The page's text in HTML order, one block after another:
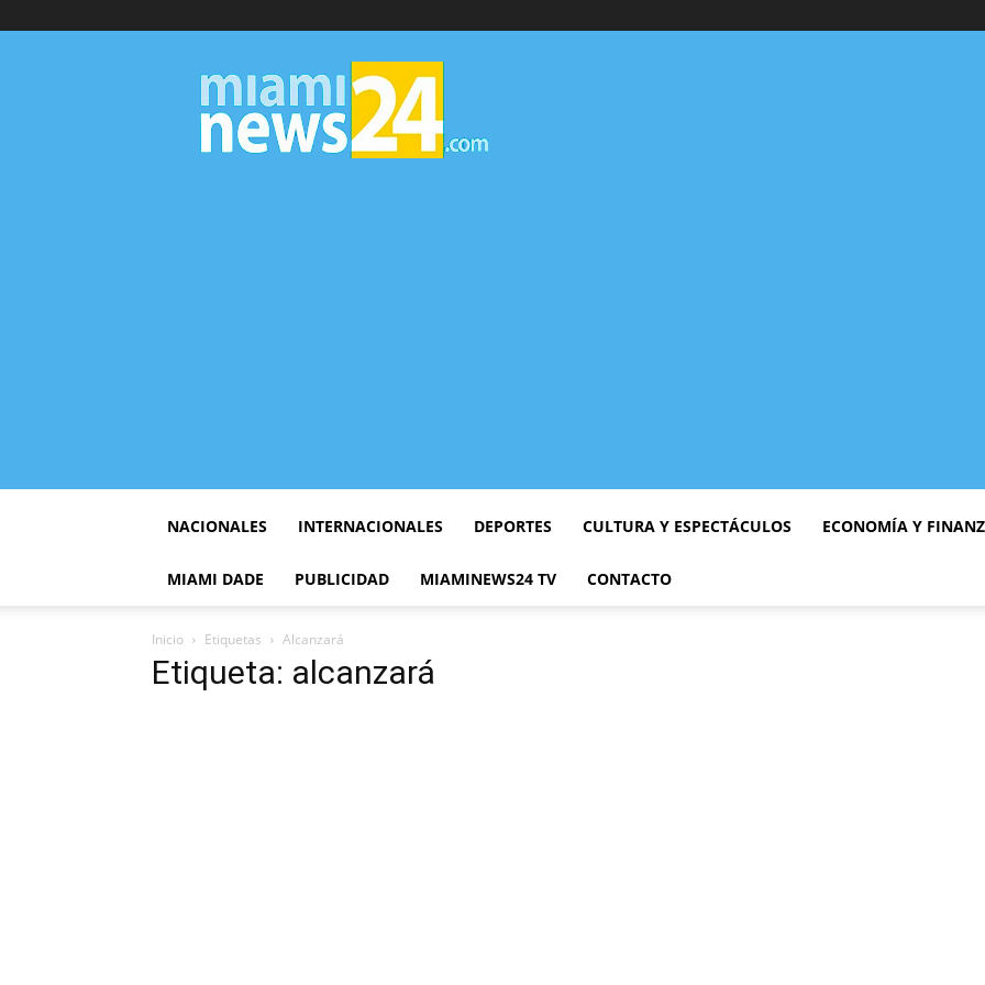
▷
Miami
News
24
NACIONALES INTERNACIONALES DEPORTES CULTURA Y ESPECTÁCULOS ECONOMÍA Y
MIAMI DADE PUBLICIDAD MIAMINEWS24 TV CONTACTO
Inicio Etiquetas Alcanzará
Etiqueta: alcanzará